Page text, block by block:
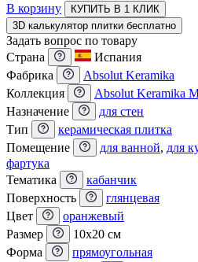
В корзину
КУПИТЬ В 1 КЛИК
3D калькулятор плитки бесплатно
Задать вопрос по товару
Страна
Испания
Фабрика
Absolut Keramika
Коллекция
Absolut Keramika
Назначение
для стен
Тип
керамическая плитка
Помещение
для ванной, для
фартука
Тематика
кабанчик
Поверхность
глянцевая
Цвет
оранжевый
Размер
10x20 см
Форма
прямоугольная